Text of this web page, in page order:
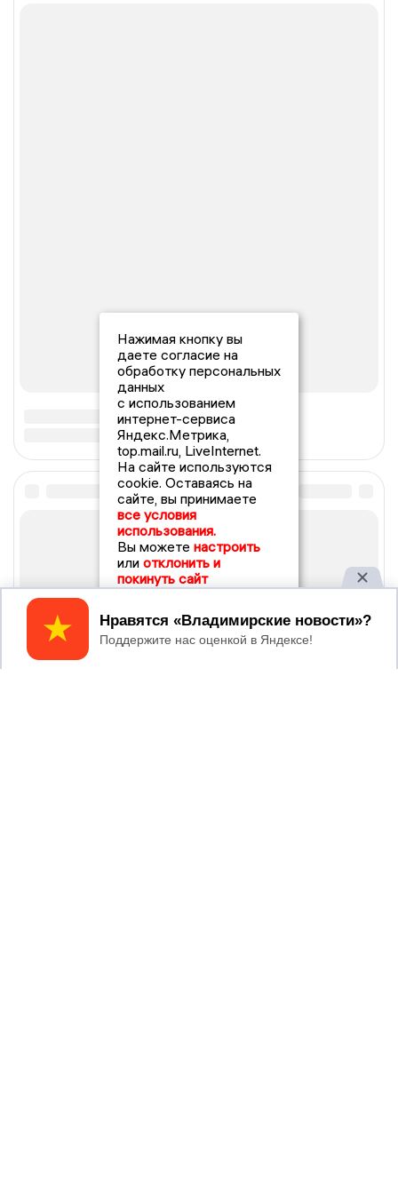
Нажимая кнопку вы
даете согласие на
обработку персональных
данных
с использованием
интернет-сервиса
Яндекс.Метрика,
top.mail.ru, LiveInternet.
На сайте используются
cookie. Оставаясь на
сайте, вы принимаете
все условия
использования.
Вы можете настроить
или отклонить и
покинуть сайт
Принять